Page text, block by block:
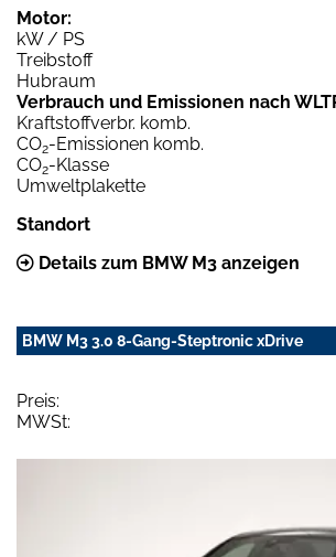
Motor:
kW / PS
Treibstoff
Hubraum
Verbrauch und Emissionen nach
Kraftstoffverbr. komb.
CO2-Emissionen komb.
CO2-Klasse
Umweltplakette
Standort
Details zum BMW M3 anzeigen
BMW M3 3.0 8-Gang-Steptronic xDrive
Preis:
MWSt: